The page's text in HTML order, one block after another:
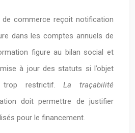
commerce reçoit notification
dans les comptes annuels de
figure au bilan social et
à jour des statuts si l’objet
trop restrictif.La traçabilité
doit permettre de justifier
pour le financement.